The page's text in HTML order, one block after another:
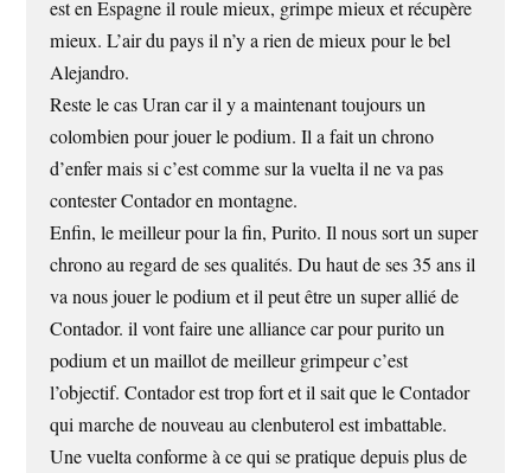
est en Espagne il roule mieux, grimpe mieux et récupère
mieux. L’air du pays il n’y a rien de mieux pour le bel
Alejandro.
Reste le cas Uran car il y a maintenant toujours un
colombien pour jouer le podium. Il a fait un chrono
d’enfer mais si c’est comme sur la vuelta il ne va pas
contester Contador en montagne.
Enfin, le meilleur pour la fin, Purito. Il nous sort un super
chrono au regard de ses qualités. Du haut de ses 35 ans il
va nous jouer le podium et il peut être un super allié de
Contador. il vont faire une alliance car pour purito un
podium et un maillot de meilleur grimpeur c’est
l’objectif. Contador est trop fort et il sait que le Contador
qui marche de nouveau au clenbuterol est imbattable.
Une vuelta conforme à ce qui se pratique depuis plus de